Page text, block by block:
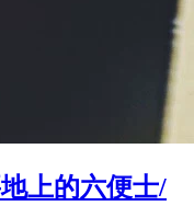
上的六便士/